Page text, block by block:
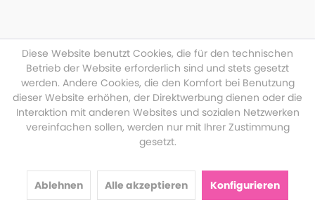
Diese Website benutzt Cookies, die für den technischen
Betrieb der Website erforderlich sind und stets gesetzt
werden. Andere Cookies, die den Komfort bei Benutzung
dieser Website erhöhen, der Direktwerbung dienen oder die
Interaktion mit anderen Websites und sozialen Netzwerken
vereinfachen sollen, werden nur mit Ihrer Zustimmung
gesetzt.
Ablehnen Alle akzeptieren Konfigurieren